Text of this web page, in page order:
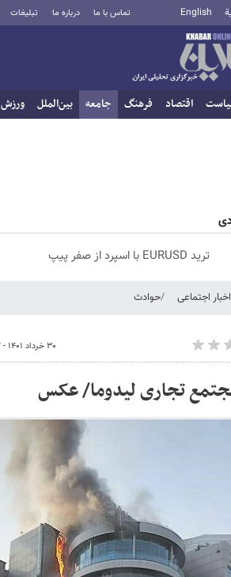
English تماس با ما درباره ما تبلیغات
اقتصاد فرهنگ جامعه بین‌الملل ورزش
ترید EURUSD با اسپرد از صفر پیپ
اخبار اجتماعی حوادث
۳۰ خرداد ۱۴۰۱ - ۱۹:۲۲
تجاری لیدوما/ عکس